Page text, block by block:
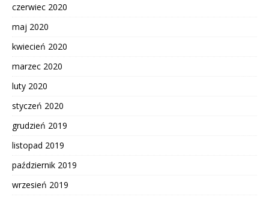
czerwiec 2020
maj 2020
kwiecień 2020
marzec 2020
luty 2020
styczeń 2020
grudzień 2019
listopad 2019
październik 2019
wrzesień 2019